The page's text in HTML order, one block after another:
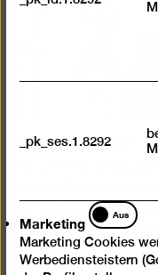
Dada ist hier!
Berlinische Galerie
Familien einen
Verfügung.
_pk_ses.1.8292
Marketing
Marketing
Aus
Marketing Cookies
Werbediensteistern